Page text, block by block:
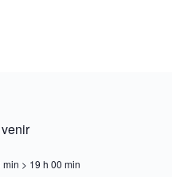
min > 19 h 00 min